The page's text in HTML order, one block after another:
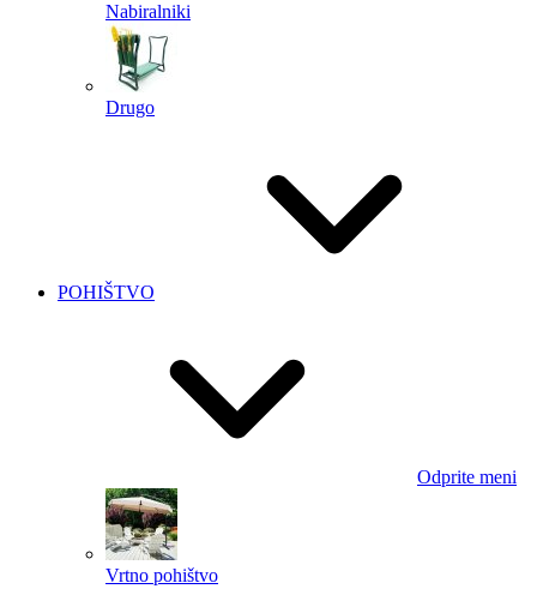
Nabiralniki
Drugo
POHIŠTVO
Odprite meni
Vrtno pohištvo